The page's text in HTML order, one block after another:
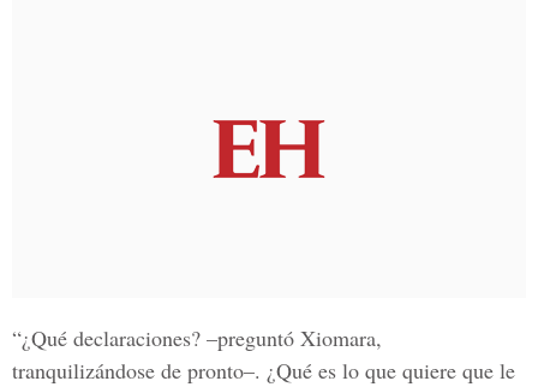
“¿Qué declaraciones? –preguntó Xiomara,
tranquilizándose de pronto–. ¿Qué es lo que quiere que le